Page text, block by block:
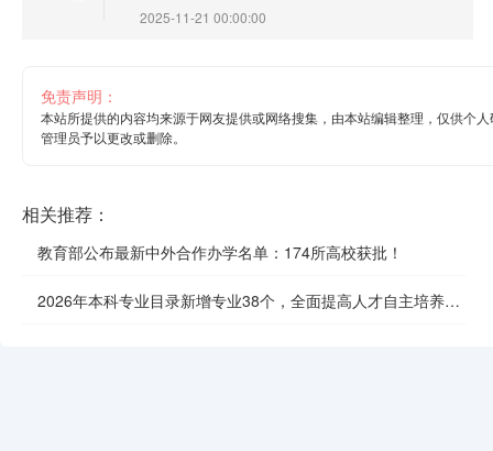
2025-11-21 00:00:00
免责声明：
本站所提供的内容均来源于网友提供或网络搜集，由本站编辑整理，仅供个
管理员予以更改或删除。
相关推荐：
教育部公布最新中外合作办学名单：174所高校获批！
2026年本科专业目录新增专业38个，全面提高人才自主培养质